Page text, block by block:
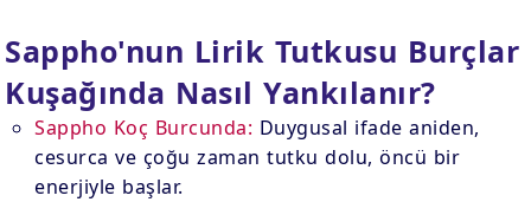
Sappho'nun Lirik Tutkusu Burçlar
Kuşağında Nasıl Yankılanır?
Sappho Koç Burcunda: Duygusal ifade aniden,
cesurca ve çoğu zaman tutku dolu, öncü bir
enerjiyle başlar.